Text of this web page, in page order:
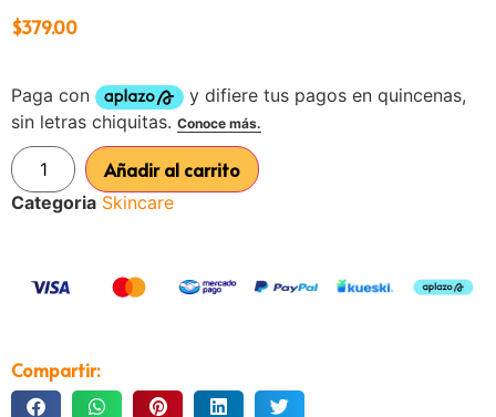
$379.00
Añadir al carrito
Categoria Skincare